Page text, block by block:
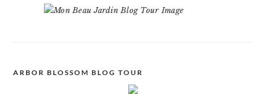
ARBOR BLOSSOM BLOG TOUR